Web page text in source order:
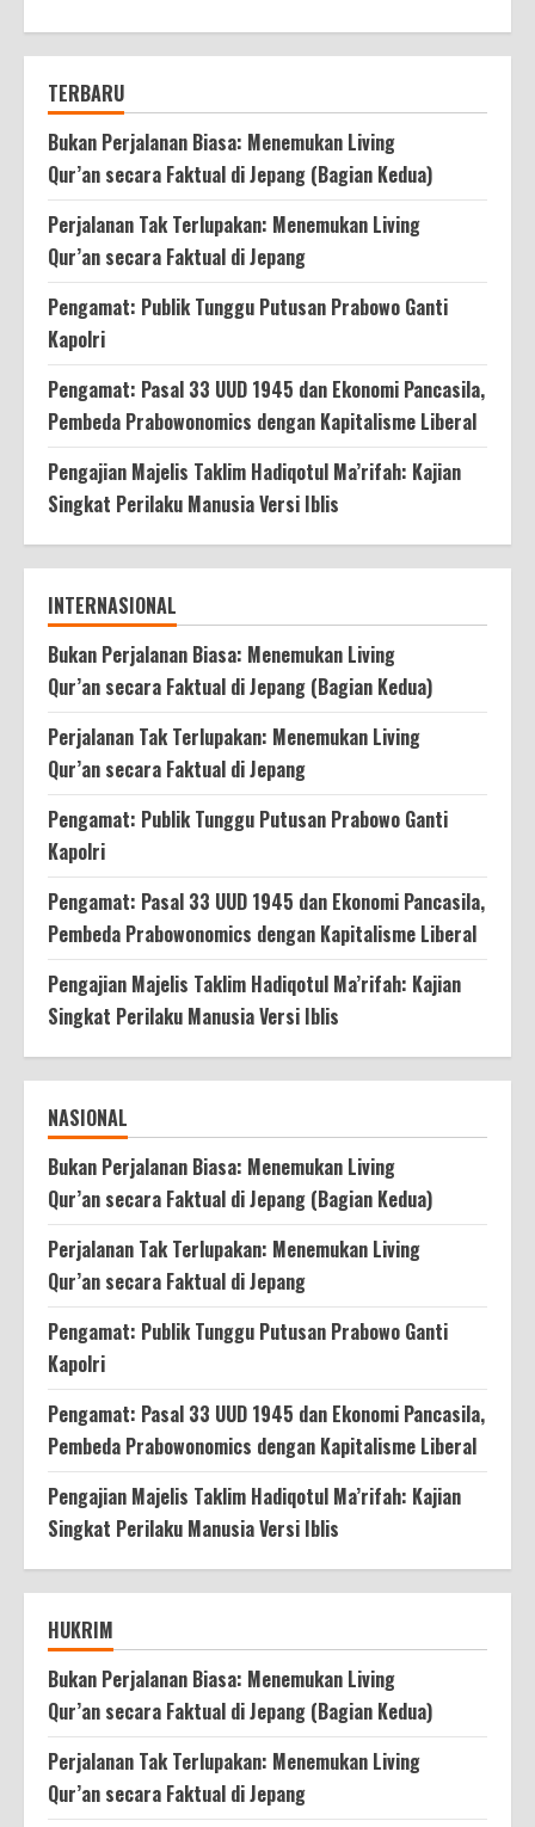
TERBARU
Bukan Perjalanan Biasa: Menemukan Living
Qur’an secara Faktual di Jepang (Bagian Kedua)
Perjalanan Tak Terlupakan: Menemukan Living
Qur’an secara Faktual di Jepang
Pengamat: Publik Tunggu Putusan Prabowo Ganti
Kapolri
Pengamat: Pasal 33 UUD 1945 dan Ekonomi Pancasila,
Pembeda Prabowonomics dengan Kapitalisme Liberal
Pengajian Majelis Taklim Hadiqotul Ma’rifah: Kajian
Singkat Perilaku Manusia Versi Iblis
INTERNASIONAL
Bukan Perjalanan Biasa: Menemukan Living
Qur’an secara Faktual di Jepang (Bagian Kedua)
Perjalanan Tak Terlupakan: Menemukan Living
Qur’an secara Faktual di Jepang
Pengamat: Publik Tunggu Putusan Prabowo Ganti
Kapolri
Pengamat: Pasal 33 UUD 1945 dan Ekonomi Pancasila,
Pembeda Prabowonomics dengan Kapitalisme Liberal
Pengajian Majelis Taklim Hadiqotul Ma’rifah: Kajian
Singkat Perilaku Manusia Versi Iblis
NASIONAL
Bukan Perjalanan Biasa: Menemukan Living
Qur’an secara Faktual di Jepang (Bagian Kedua)
Perjalanan Tak Terlupakan: Menemukan Living
Qur’an secara Faktual di Jepang
Pengamat: Publik Tunggu Putusan Prabowo Ganti
Kapolri
Pengamat: Pasal 33 UUD 1945 dan Ekonomi Pancasila,
Pembeda Prabowonomics dengan Kapitalisme Liberal
Pengajian Majelis Taklim Hadiqotul Ma’rifah: Kajian
Singkat Perilaku Manusia Versi Iblis
HUKRIM
Bukan Perjalanan Biasa: Menemukan Living
Qur’an secara Faktual di Jepang (Bagian Kedua)
Perjalanan Tak Terlupakan: Menemukan Living
Qur’an secara Faktual di Jepang